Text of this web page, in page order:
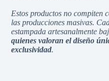
Estos productos no compiten
las producciones masivas.
estampada artesanalmente
quienes valoran el diseño
exclusividad.